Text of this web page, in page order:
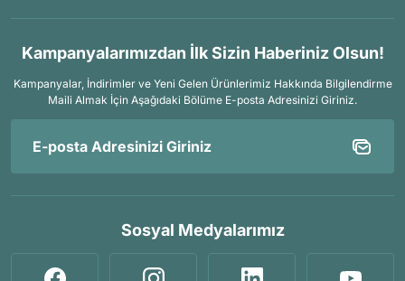
Kampanyalarımızdan İlk Sizin Haberiniz Olsun!
Kampanyalar, İndirimler ve Yeni Gelen Ürünlerimiz Hakkında Bilgilendirme
Maili Almak İçin Aşağıdaki Bölüme E-posta Adresinizi Giriniz.
Sosyal Medyalarımız